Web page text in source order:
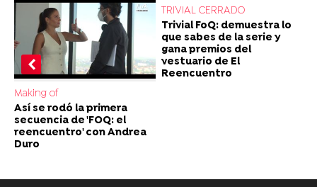
Making of
Así se rodó la primera
secuencia de 'FOQ: el
reencuentro' con Andrea
Duro
TRIVIAL CERRADO
Trivial FoQ: demuestra lo
que sabes de la serie y
gana premios del
vestuario de El
Reencuentro